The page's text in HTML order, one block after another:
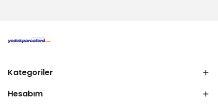
Kategoriler
Hesabım